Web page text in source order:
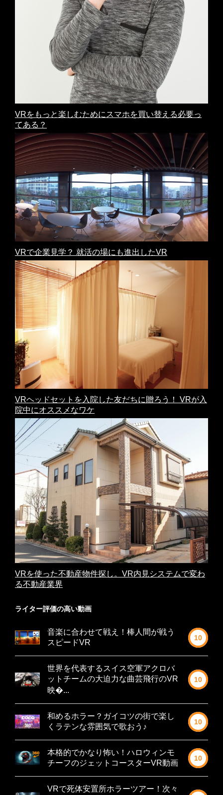
VRをもっと楽しむためにスマホを買い替える必要っ
てある？
VRで企業見学？ 就活の場にも進出したVR
VRヘッドセットを入院した友だちに贈ろう！ VRが入
院中にオススメなワケ
VRを使った不動産物件探し。VR内見システムで変わ
る不動産業界
ライター評価の高い動画
音楽に合わせて戦え！棒人間が戦う
スピードVR
10
世界を代表するスイス空軍アクロバ
ットチームの大迫力な曲芸飛行のVR
映�...
10
和めるホラー？ガイコツの街で楽し
くラテンな雰囲気で歌おう♪
10
本格的でかなり怖い！ハロウィンモ
チーフのジェットコースターVR動画
10
VRで死体安置所ホラーツアー！次々